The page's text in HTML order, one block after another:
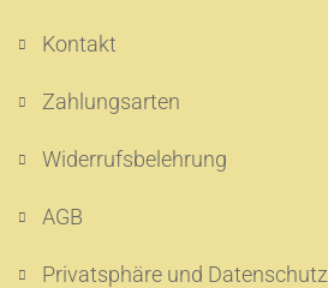
Kontakt
Zahlungsarten
Widerrufsbelehrung
AGB
Privatsphäre und Datenschutz